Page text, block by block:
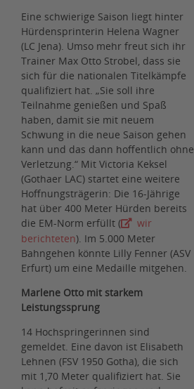
Eine schwierige Saison liegt hinter
Hürdensprinterin Helena Wagner
(LC Jena). Umso mehr freut sich ihr
Trainer Max Otto Strobel, dass sie
sich für die nationalen Titelkämpfe
qualifiziert hat. „Sie soll ihre
Teilnahme genießen und Spaß
haben, damit sie mit neuem
Schwung in die neue Saison gehen
kann und das dann hoffentlich ohne
Verletzung.“ Mit Victoria Keksel
(Gothaer LAC) startet eine weitere
Hoffnungsträgerin: Die 16-Jährige
hat über 400 Meter Hürden bereits
die EM-Norm erfüllt (
wir
berichteten). Im 5.000 Meter
Bahngehen könnte Lilly Fenner (ASV
Erfurt) um eine Medaille mitgehen.
Marlene Otto mit starkem
Leistungssprung
14 Hochspringerinnen sind
gemeldet. Eine davon ist Elisabeth
Lehnen (FSV 1950 Gotha), die sich
mit 1,70 Meter qualifiziert hat. Sie